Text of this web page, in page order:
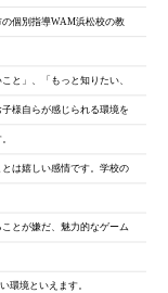
個別指導WAM浜松校の教
と」、「もっと知りたい、
子様自らが感じられる環境を
は嬉しい感情です。学校の
とが嫌だ、魅力的なゲーム
環境といえます。